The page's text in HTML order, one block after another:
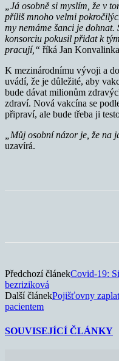
„Já osobně si myslím, že v
příliš mnoho velmi
my nemáme šanci je dohnat.
konsorciu pokusil přidat k
pracují,“ říká Jan
K mezinárodnímu vývoji a
uvádí, že je důležité, aby
bude dávat milionům
zdraví. Nová vakcína se
připraví, ale bude třeba ji
„Můj osobní názor je, že na
uzavírá.
Předchozí článekCovid-19:
bezriziková
Další článekPojišťovny
pacientem
SOUVISEJÍCÍ ČLÁNKY